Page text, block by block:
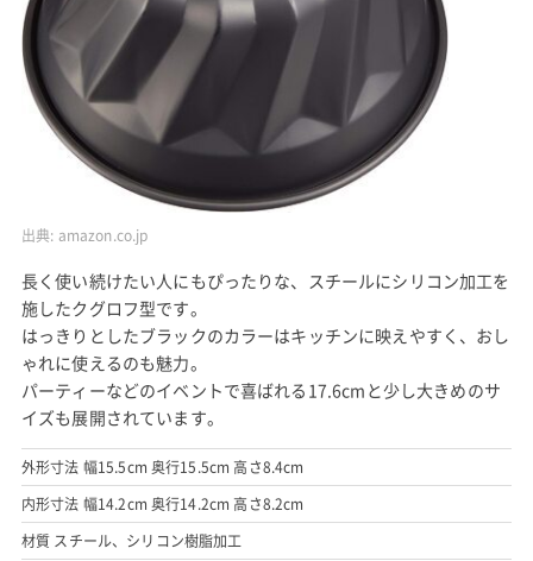
出典: amazon.co.jp
長く使い続けたい人にもぴったりな、スチールにシリコン加工を
施したクグロフ型です。
はっきりとしたブラックのカラーはキッチンに映えやすく、おし
ゃれに使えるのも魅力。
パーティーなどのイベントで喜ばれる17.6cmと少し大きめのサ
イズも展開されています。
外形寸法 幅15.5cm 奥行15.5cm 高さ8.4cm
内形寸法 幅14.2cm 奥行14.2cm 高さ8.2cm
材質 スチール、シリコン樹脂加工